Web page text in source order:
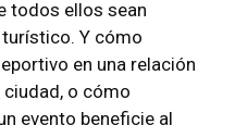
todos ellos sean
Y cómo
en una relación
o cómo
evento beneficie al